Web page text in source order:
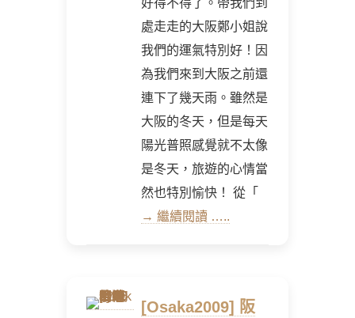
好得不得了。帶我們到
處走走的大阪鄭小姐說
我們的運氣特別好！因
為我們來到大阪之前還
連下了幾天雨。雖然是
大阪的冬天，但是每天
陽光普照感覺就不太像
是冬天，旅遊的心情當
然也特別愉快！ 從「
→ 繼續閱讀 …..
[Osaka2009] 阪